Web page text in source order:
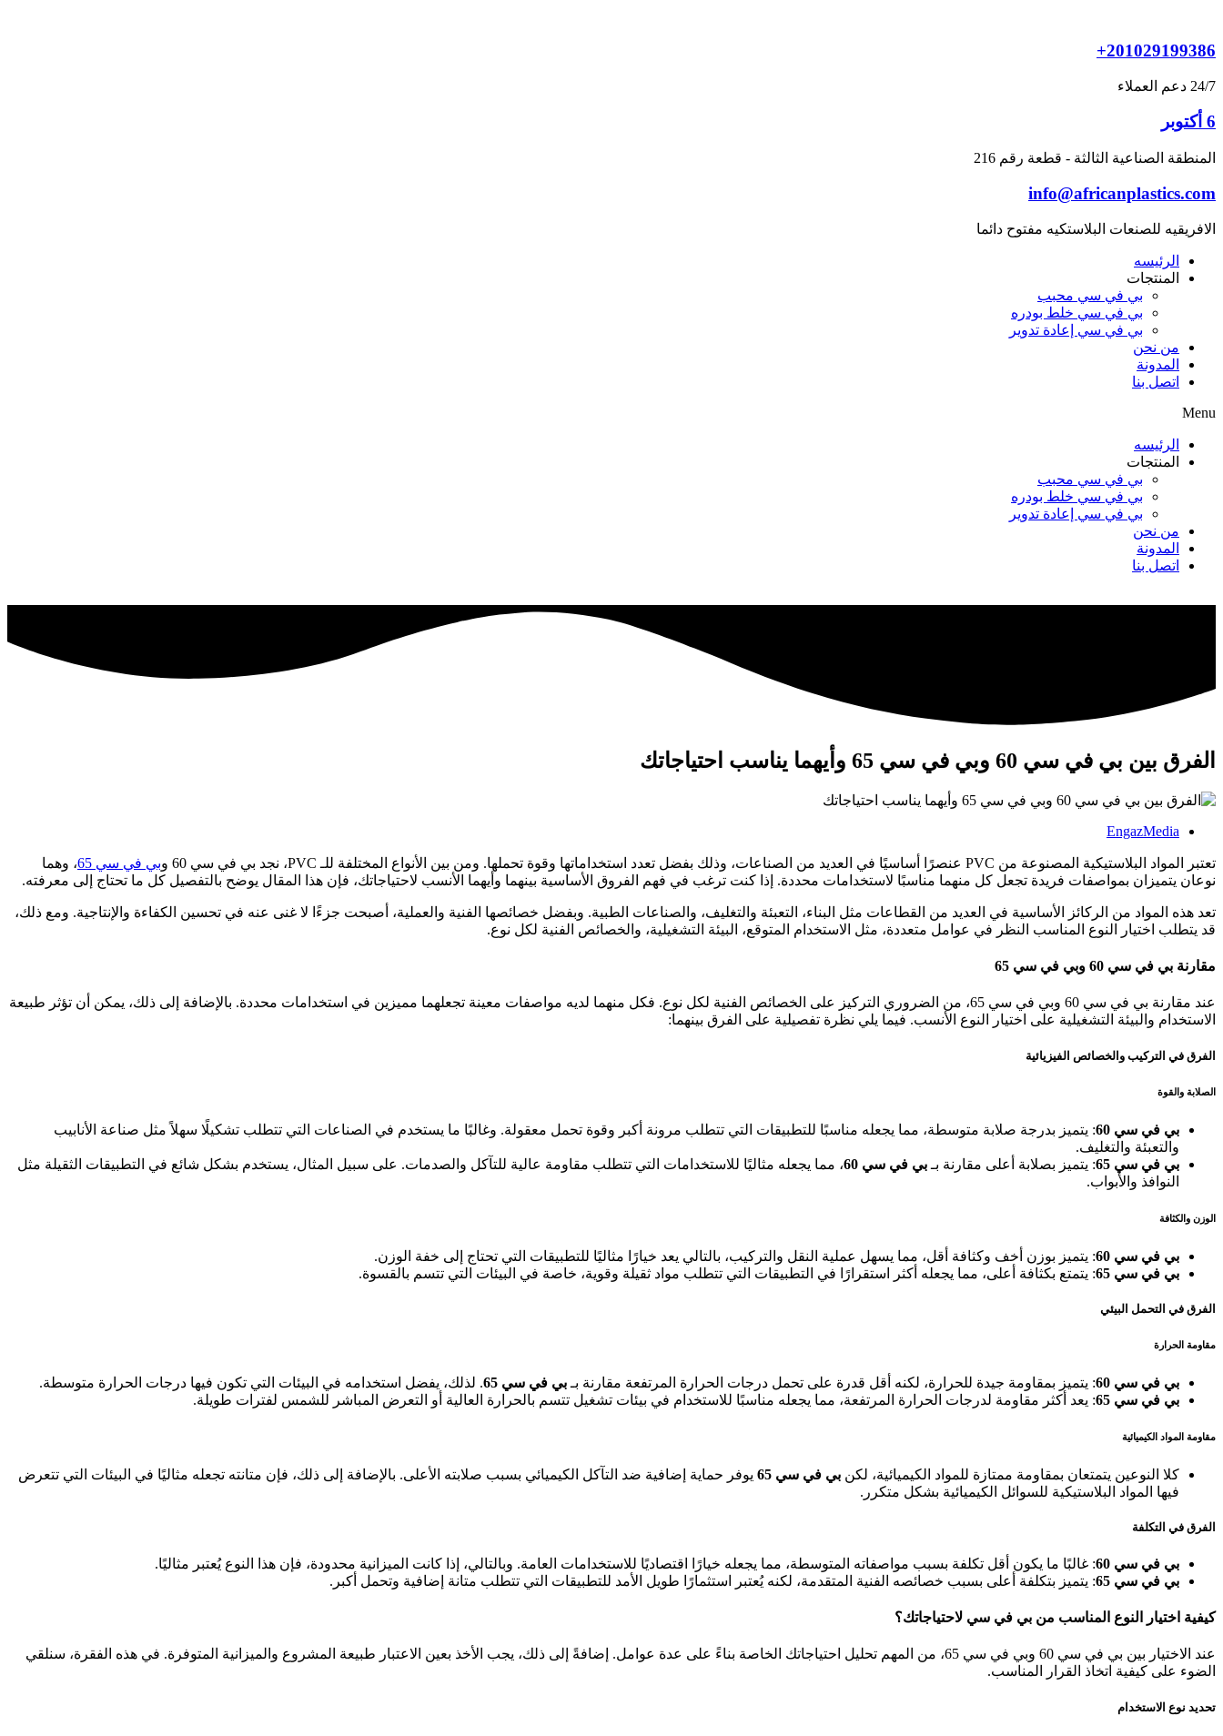
content
+201029199386
24/7 دعم العملاء
6 أكتوبر
المنطقة الصناعية الثالثة - قطعة رقم 216
info@africanplastics.com
الافريقيه للصنعات البلاستكيه مفتوح دائما
الرئيسه
المنتجات
بي في سي محبب
بي في سي خلط بودره
بي في سي إعادة تدوير
من نحن
المدونة
اتصل بنا
Menu
الرئيسه
المنتجات
بي في سي محبب
بي في سي خلط بودره
بي في سي إعادة تدوير
من نحن
المدونة
اتصل بنا
الفرق بين بي في سي 60 وبي في سي 65 وأيهما يناسب احتياجاتك
EngazMedia
تعتبر المواد البلاستيكية المصنوعة من PVC عنصرًا أساسيًا في العديد من الصناعات، وذلك بفضل تعدد استخداماتها وقوة تحملها. ومن بين الأنواع المختلفة للـ PVC، نجد بي في سي 60 و بي في سي 65
، وهما
نوعان يتميزان بمواصفات فريدة تجعل كل منهما مناسبًا لاستخدامات محددة. إذا كنت ترغب في فهم الفروق الأساسية بينهما وأيهما الأنسب لاحتياجاتك، فإن هذا المقال يوضح بالتفصيل كل ما تحتاج إلى معرفته.
تعد هذه المواد من الركائز الأساسية في العديد من القطاعات مثل البناء، التعبئة والتغليف، والصناعات الطبية. وبفضل خصائصها الفنية والعملية، أصبحت جزءًا لا غنى عنه في تحسين الكفاءة والإنتاجية. ومع ذلك،
قد يتطلب اختيار النوع المناسب النظر في عوامل متعددة، مثل الاستخدام المتوقع، البيئة التشغيلية، والخصائص الفنية لكل نوع.
مقارنة بي في سي 60 وبي في سي 65
عند مقارنة بي في سي 60 وبي في سي 65، من الضروري التركيز على الخصائص الفنية لكل نوع. فكل منهما لديه مواصفات معينة تجعلهما مميزين في استخدامات محددة. بالإضافة إلى ذلك، يمكن أن تؤثر طبيعة
الاستخدام والبيئة التشغيلية على اختيار النوع الأنسب. فيما يلي نظرة تفصيلية على الفرق بينهما:
الفرق في التركيب والخصائص الفيزيائية
الصلابة والقوة
بي في سي 60
: يتميز بدرجة صلابة متوسطة، مما يجعله مناسبًا للتطبيقات التي تتطلب مرونة أكبر وقوة تحمل معقولة. وغالبًا ما يستخدم في الصناعات التي تتطلب تشكيلًا سهلاً مثل صناعة الأنابيب
والتعبئة والتغليف.
بي في سي 65
: يتميز بصلابة أعلى مقارنة بـ بي في سي 60
، مما يجعله مثاليًا للاستخدامات التي تتطلب مقاومة عالية للتآكل والصدمات. على سبيل المثال، يستخدم بشكل شائع في التطبيقات الثقيلة مثل
النوافذ والأبواب.
الوزن والكثافة
بي في سي 60
: يتميز بوزن أخف وكثافة أقل، مما يسهل عملية النقل والتركيب، بالتالي يعد خيارًا مثاليًا للتطبيقات التي تحتاج إلى خفة الوزن.
بي في سي 65
: يتمتع بكثافة أعلى، مما يجعله أكثر استقرارًا في التطبيقات التي تتطلب مواد ثقيلة وقوية، خاصة في البيئات التي تتسم بالقسوة.
الفرق في التحمل البيئي
مقاومة الحرارة
بي في سي 60 : يتميز بمقاومة جيدة للحرارة، لكنه أقل قدرة على تحمل درجات الحرارة المرتفعة مقارنة بـ بي في سي 65
. لذلك، يفضل استخدامه في البيئات التي تكون فيها درجات الحرارة متوسطة.
بي في سي 65
: يعد أكثر مقاومة لدرجات الحرارة المرتفعة، مما يجعله مناسبًا للاستخدام في بيئات تشغيل تتسم بالحرارة العالية أو التعرض المباشر للشمس لفترات طويلة.
مقاومة المواد الكيميائية
كلا النوعين يتمتعان بمقاومة ممتازة للمواد الكيميائية، لكن بي في سي 65
يوفر حماية إضافية ضد التآكل الكيميائي بسبب صلابته الأعلى. بالإضافة إلى ذلك، فإن متانته تجعله مثاليًا في البيئات التي تتعرض
فيها المواد البلاستيكية للسوائل الكيميائية بشكل متكرر.
الفرق في التكلفة
بي في سي 60
: غالبًا ما يكون أقل تكلفة بسبب مواصفاته المتوسطة، مما يجعله خيارًا اقتصاديًا للاستخدامات العامة. وبالتالي، إذا كانت الميزانية محدودة، فإن هذا النوع يُعتبر مثاليًا.
بي في سي 65
: يتميز بتكلفة أعلى بسبب خصائصه الفنية المتقدمة، لكنه يُعتبر استثمارًا طويل الأمد للتطبيقات التي تتطلب متانة إضافية وتحمل أكبر.
كيفية اختيار النوع المناسب من بي في سي لاحتياجاتك؟
عند الاختيار بين بي في سي 60 وبي في سي 65، من المهم تحليل احتياجاتك الخاصة بناءً على عدة عوامل. إضافةً إلى ذلك، يجب الأخذ بعين الاعتبار طبيعة المشروع والميزانية المتوفرة. في هذه الفقرة، سنلقي
الضوء على كيفية اتخاذ القرار المناسب.
تحديد نوع الاستخدام